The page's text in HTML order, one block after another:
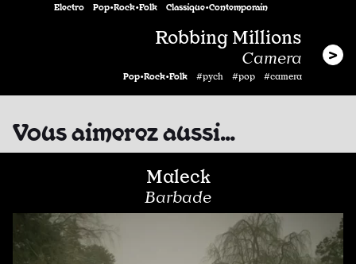
Electro Pop•Rock•Folk Classique•Contemporain
Robbing Millions
Camera
Pop•Rock•Folk #pych #pop #camera
Vous aimerez aussi…
Maleck
Barbade